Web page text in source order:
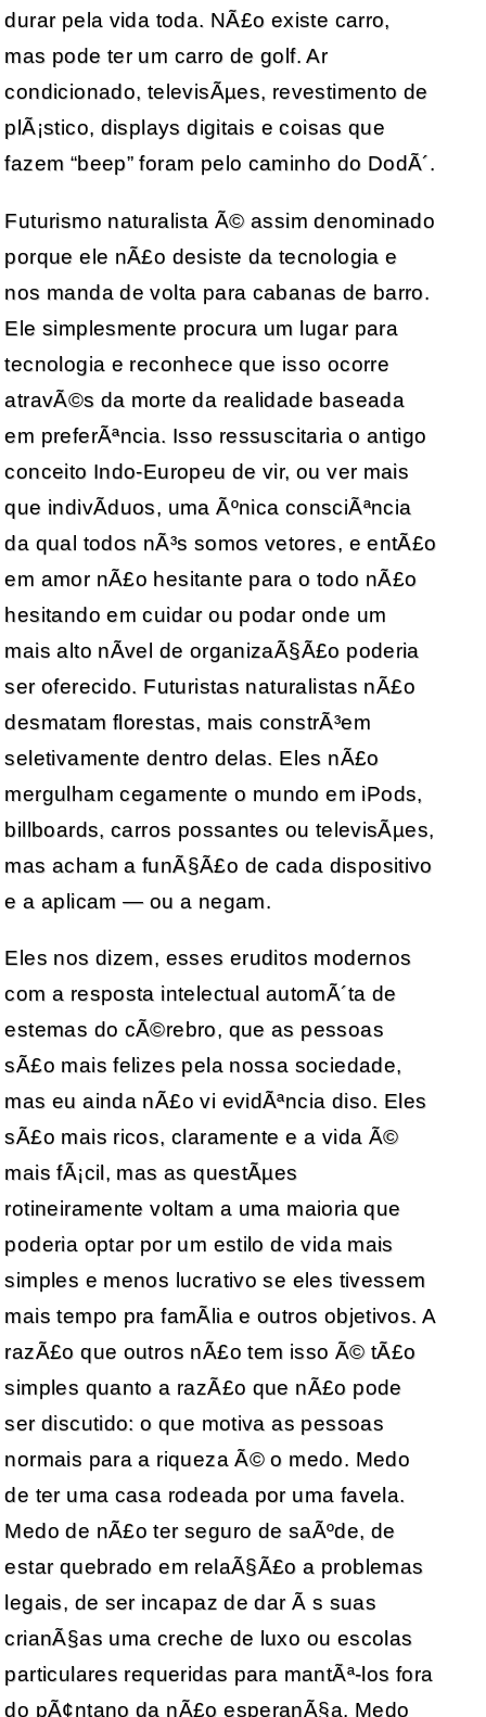
durar pela vida toda. NÃ£o existe carro,
mas pode ter um carro de golf. Ar
condicionado, televisÃµes, revestimento de
plÃ¡stico, displays digitais e coisas que
fazem “beep” foram pelo caminho do DodÃ´.
Futurismo naturalista Ã© assim denominado
porque ele nÃ£o desiste da tecnologia e
nos manda de volta para cabanas de barro.
Ele simplesmente procura um lugar para
tecnologia e reconhece que isso ocorre
atravÃ©s da morte da realidade baseada
em preferÃªncia. Isso ressuscitaria o antigo
conceito Indo-Europeu de vir, ou ver mais
que indivÃ­duos, uma Ãºnica consciÃªncia
da qual todos nÃ³s somos vetores, e entÃ£o
em amor nÃ£o hesitante para o todo nÃ£o
hesitando em cuidar ou podar onde um
mais alto nÃ­vel de organizaÃ§Ã£o poderia
ser oferecido. Futuristas naturalistas nÃ£o
desmatam florestas, mais constrÃ³em
seletivamente dentro delas. Eles nÃ£o
mergulham cegamente o mundo em iPods,
billboards, carros possantes ou televisÃµes,
mas acham a funÃ§Ã£o de cada dispositivo
e a aplicam — ou a negam.
Eles nos dizem, esses eruditos modernos
com a resposta intelectual automÃ´ta de
estemas do cÃ©rebro, que as pessoas
sÃ£o mais felizes pela nossa sociedade,
mas eu ainda nÃ£o vi evidÃªncia diso. Eles
sÃ£o mais ricos, claramente e a vida Ã©
mais fÃ¡cil, mas as questÃµes
rotineiramente voltam a uma maioria que
poderia optar por um estilo de vida mais
simples e menos lucrativo se eles tivessem
mais tempo pra famÃ­lia e outros objetivos. A
razÃ£o que outros nÃ£o tem isso Ã© tÃ£o
simples quanto a razÃ£o que nÃ£o pode
ser discutido: o que motiva as pessoas
normais para a riqueza Ã© o medo. Medo
de ter uma casa rodeada por uma favela.
Medo de nÃ£o ter seguro de saÃºde, de
estar quebrado em relaÃ§Ã£o a problemas
legais, de ser incapaz de dar Ã s suas
crianÃ§as uma creche de luxo ou escolas
particulares requeridas para mantÃª-los fora
do pÃ¢ntano da nÃ£o esperanÃ§a. Medo